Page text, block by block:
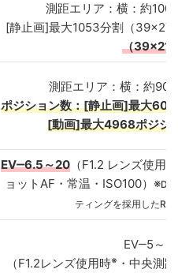
測距エリア：横：約
[静止画]最大1053分割（39×27
（39×21
測距エリア：横：約
ポジション数：[静止画]最大
[動画]最大4968ポジシ
EV‒6.5～20 （F1.2 レンズ使用時
ョットAF・常温・ISO100）※DS
ティングを採用したRF
EV‒5～
（F1.2レンズ使用時※ ・中央測